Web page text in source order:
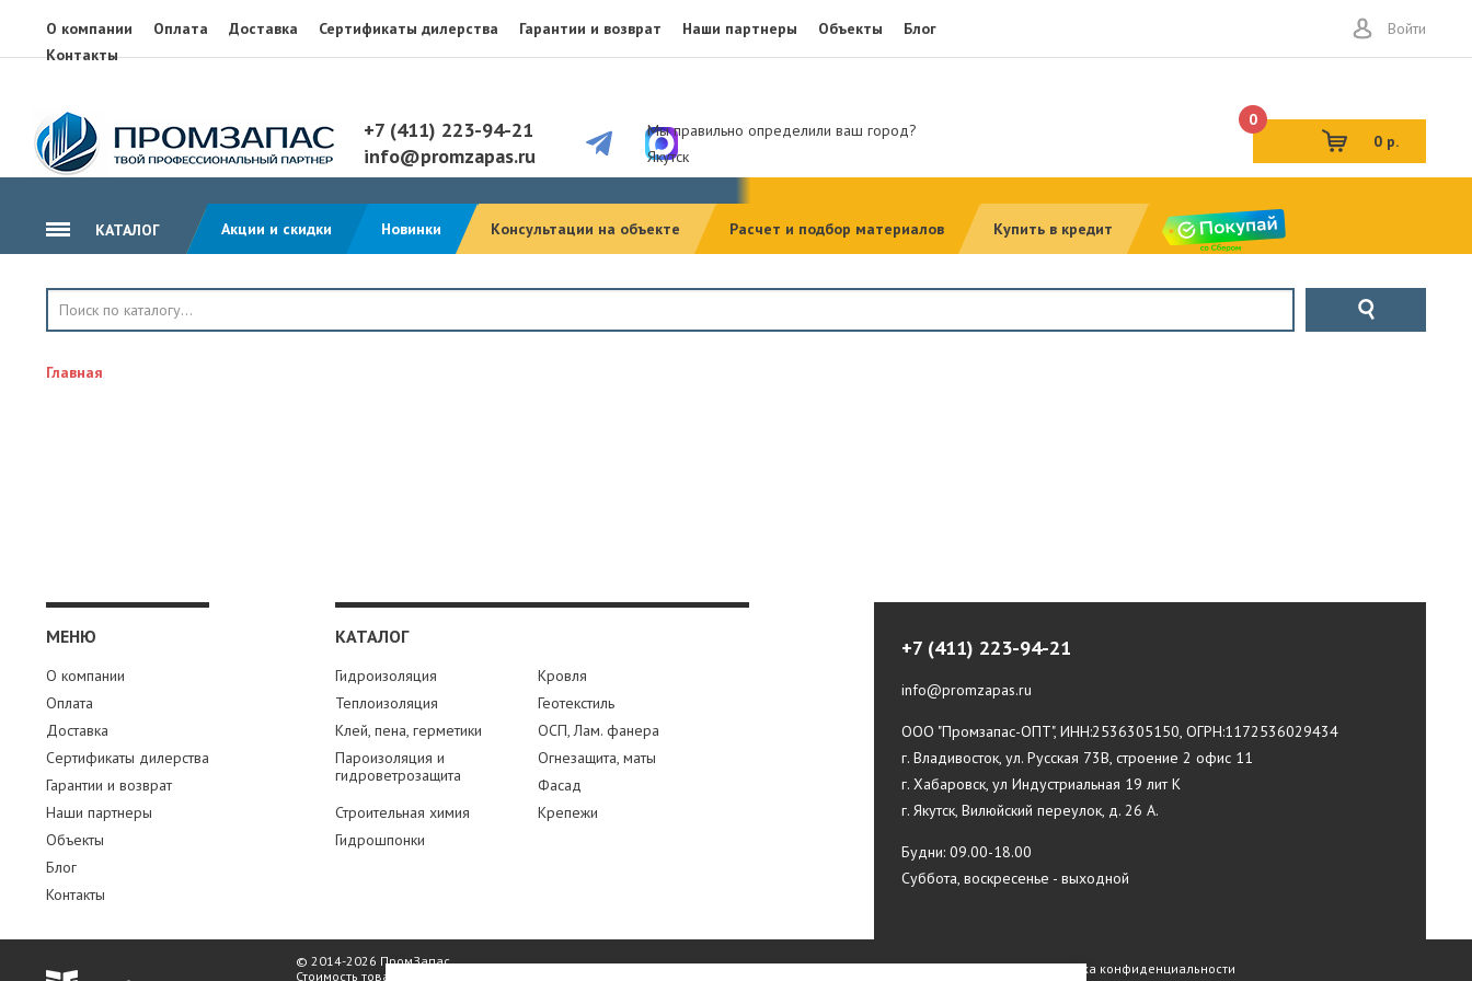
О компании Оплата Доставка Сертификаты дилерства Гарантии и возврат Наши партнеры Объекты
Блог
Контакты
Войти
+7 (411) 223-94-21
info@promzapas.ru
Мы правильно определили ваш город?
Якутск
0
0 р.
КАТАЛОГ Акции и скидки Новинки Консультации на объекте Расчет и подбор материалов Купить в кредит
ГИДРОИЗОЛЯЦИЯ
ТЕПЛОИЗОЛЯЦИЯ
СТРОИТЕЛЬНАЯ ХИМИЯ
ГИДРОШПОНКИ
Главная
МЕНЮ
О компании
Оплата
Доставка
Сертификаты дилерства
Гарантии и возврат
Наши партнеры
Объекты
Блог
Контакты
КАТАЛОГ
Гидроизоляция
Кровля
Теплоизоляция
Геотекстиль
Клей, пена, герметики
ОСП, Лам. фанера
Пароизоляция и
гидроветрозащита
Огнезащита, маты
Фасад
Строительная химия
Крепежи
Гидрошпонки
+7 (411) 223-94-21
info@promzapas.ru
ООО "Промзапас-ОПТ", ИНН:2536305150, ОГРН:1172536029434
г. Владивосток, ул. Русская 73В, строение 2 офис 11
г. Хабаровск, ул Индустриальная 19 лит К
г. Якутск, Вилюйский переулок, д. 26 А.
Будни: 09.00-18.00
Суббота, воскресенье - выходной
© 2014-2026 ПромЗапас
Стоимость товаров, наличие и сроки доставки уточняйте у менеджеров нашей компании.
Политика конфиденциальности